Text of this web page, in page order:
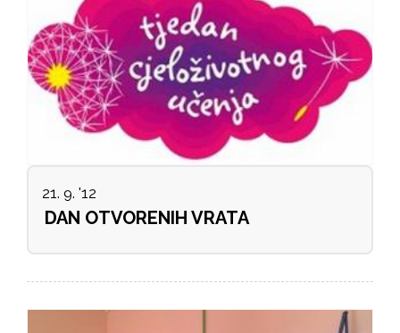
21. 9. '12
DAN OTVORENIH VRATA